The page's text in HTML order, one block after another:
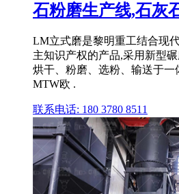
石粉磨生产线,石灰
LM立式磨是黎明重工结合现
主知识产权的产品,采用新型
烘干、粉磨、选粉、输送于一
MTW欧 .
联系电话: 180 3780 8511